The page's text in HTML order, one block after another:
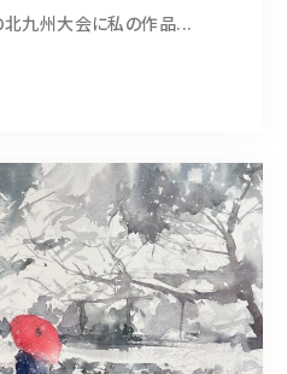
北九州大会に私の作品...